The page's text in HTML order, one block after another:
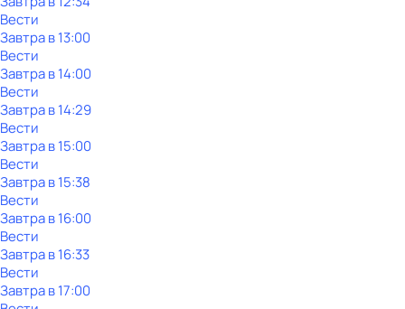
Вести
Завтра в 13:00
Вести
Завтра в 14:00
Вести
Завтра в 14:29
Вести
Завтра в 15:00
Вести
Завтра в 15:38
Вести
Завтра в 16:00
Вести
Завтра в 16:33
Вести
Завтра в 17:00